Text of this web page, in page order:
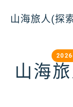
山海旅人(探
山海